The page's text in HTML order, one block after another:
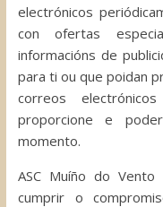
electrónicos
con ofertas
informacións de
para ti ou que poidan
correos
proporcione e
momento.
ASC Muíño do
cumprir o